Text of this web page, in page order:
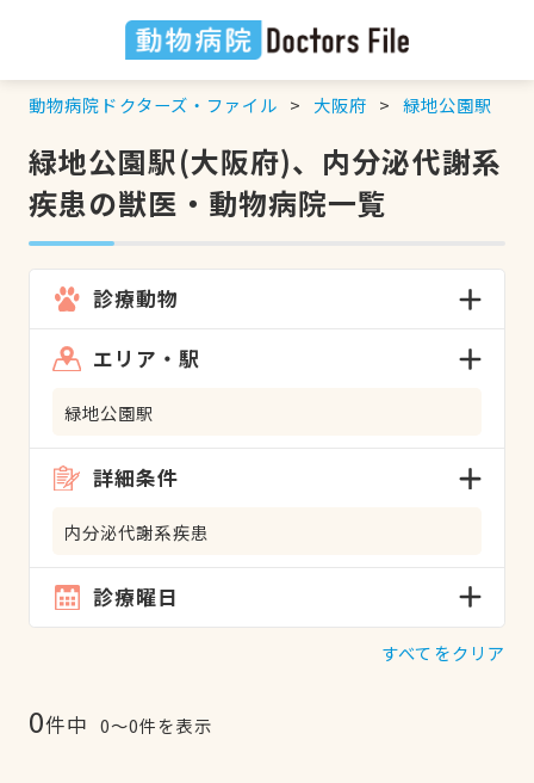
動物病院ドクターズ・ファイル 大阪府 緑地公園駅
緑地公園駅(大阪府)、内分泌代謝系
疾患の獣医・動物病院一覧
診療動物
エリア・駅
緑地公園駅
詳細条件
内分泌代謝系疾患
診療曜日
すべてをクリア
0件中 0〜0件を表示